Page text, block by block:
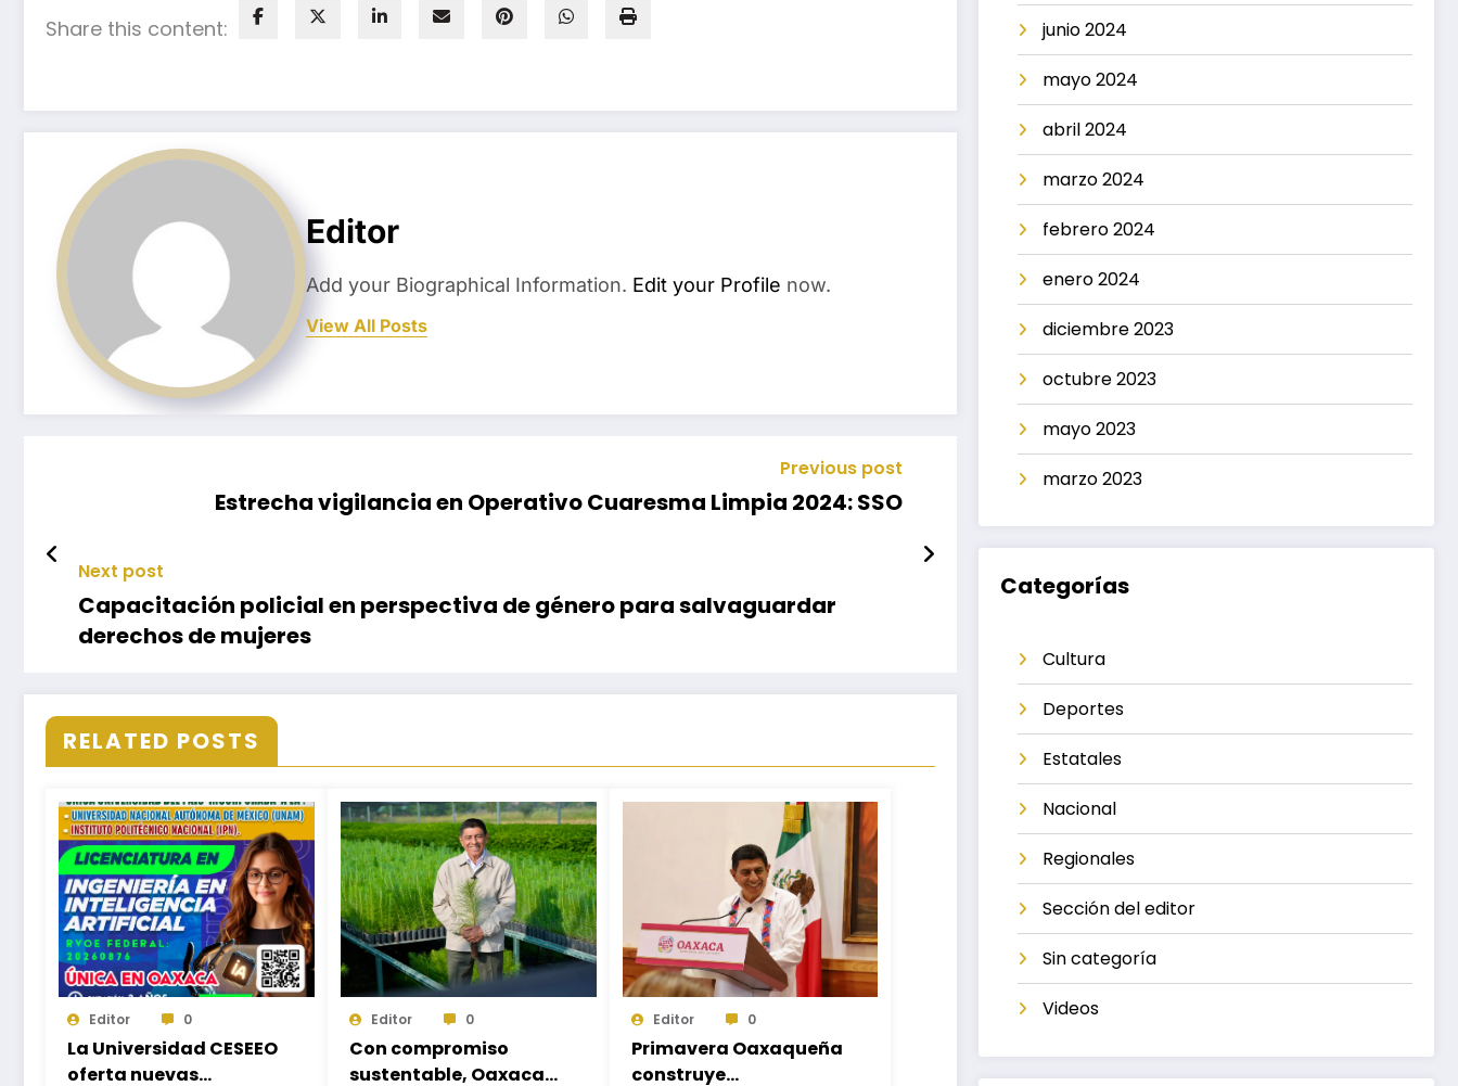
Share this content:
Editor
Add your Biographical Information. Edit your Profile now.
View All Posts
Previous post
Estrecha vigilancia en Operativo Cuaresma Limpia 2024: SSO
Next post
Capacitación policial en perspectiva de género para salvaguardar
derechos de mujeres
RELATED POSTS
Editor 0
La Universidad CESEEO
oferta nuevas
Editor 0
Con compromiso
sustentable, Oaxaca
Editor 0
Primavera Oaxaqueña
construye
junio 2024
mayo 2024
abril 2024
marzo 2024
febrero 2024
enero 2024
diciembre 2023
octubre 2023
mayo 2023
marzo 2023
Categorías
Cultura
Deportes
Estatales
Nacional
Regionales
Sección del editor
Sin categoría
Videos